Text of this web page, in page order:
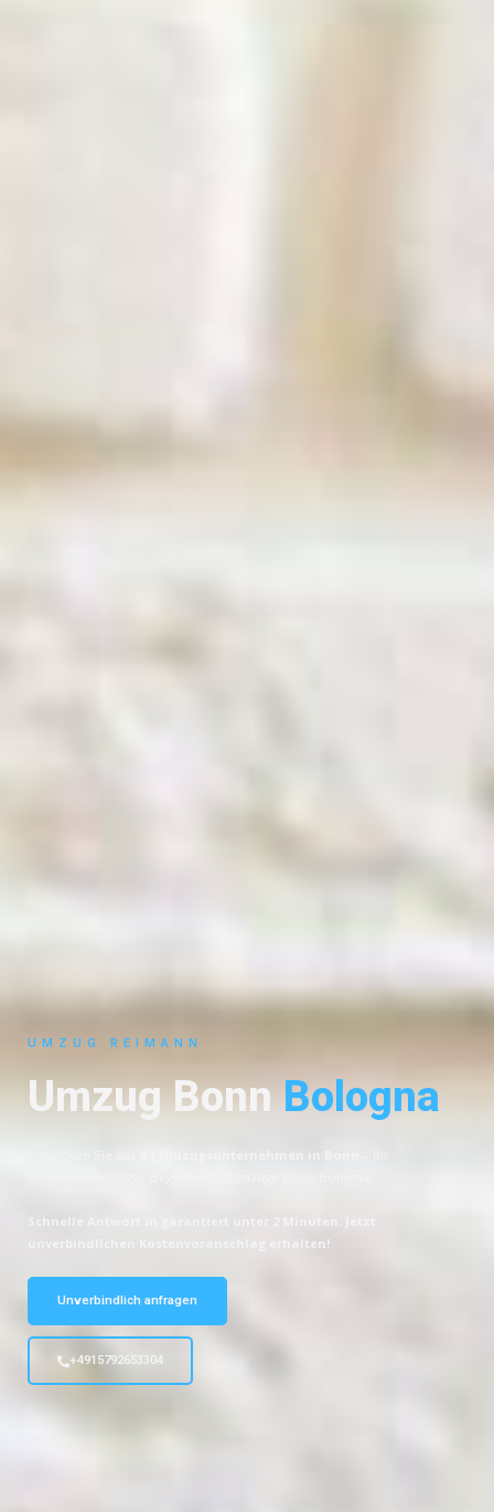
UMZUG REIMANN
Umzug BonnBologna
#1 Umzugsunternehmen in Bonn
Schnelle Antwort in garantiert unter 2 Minuten: Jetzt
unverbindlichen Kostenvoranschlag erhalten!
Unverbindlich anfragen
+4915792653304